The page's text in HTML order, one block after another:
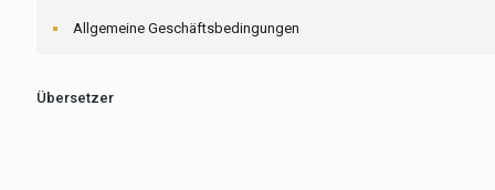
Allgemeine Geschäftsbedingungen
Übersetzer